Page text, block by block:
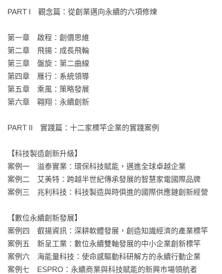
PART I　觀念篇：從創業邁向永續的六項修煉
第一章　啟程：創價思維
第二章　飛揚：成長飛輪
第三章　盤旋：第二曲線
第四章　雁行：系統領導
第五章　乘風：策略發展
第六章　翱翔：永續創新
PART II　實踐篇：十二家標竿企業的實踐案例
【科技製造創新升級】
案例一　溢泰實業：環保科技賦能，邁進全球卓越企業
案例二　艾美特：跨越半世紀傳承發展的智慧家電國際品牌
案例三　兆利科技：科技製造與時俱進的國際供應鏈創新經營
【數位永續創新發展】
案例四　叡揚資訊：深耕軟體發展，創造知識經濟的產業標竿
案例五　新呈工業：數位永續雙軸發展的中小企業創新標竿
案例六　海能量科技：使命感驅動科研解方的永續行動企業
案例七　ESPRO：永續商業與科技賦能的新興市場領航者